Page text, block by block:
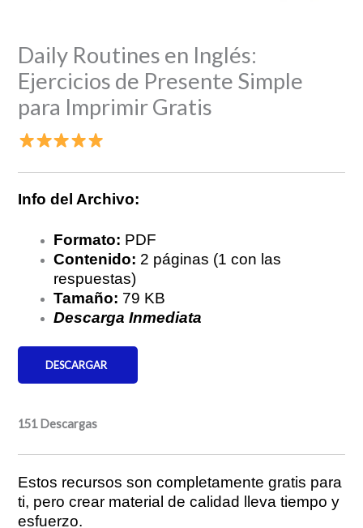
Daily Routines en Inglés:
Ejercicios de Presente Simple
para Imprimir Gratis
Info del Archivo:
Formato: PDF
Contenido: 2 páginas (1 con las
respuestas)
Tamaño: 79 KB
Descarga Inmediata
DESCARGAR
151Descargas
Estos recursos son completamente gratis para
ti, pero crear material de calidad lleva tiempo y
esfuerzo.